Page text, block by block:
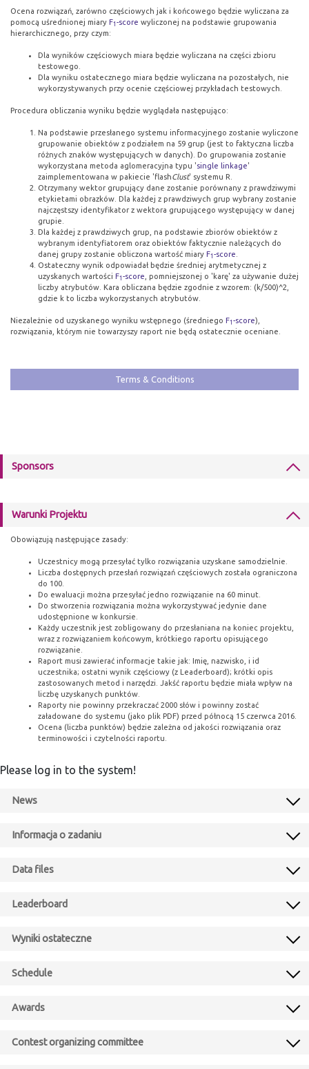
Ocena rozwiązań, zarówno częściowych jak i końcowego będzie wyliczana za
pomocą uśrednionej miary F1 -score wyliczonej na podstawie grupowania
hierarchicznego, przy czym:
Dla wyników częściowych miara będzie wyliczana na części zbioru
testowego.
Dla wyniku ostatecznego miara będzie wyliczana na pozostałych, nie
wykorzystywanych przy ocenie częściowej przykładach testowych.
Procedura obliczania wyniku będzie wyglądała następująco:
Na podstawie przesłanego systemu informacyjnego zostanie wyliczone
grupowanie obiektów z podziałem na 59 grup (jest to faktyczna liczba
różnych znaków występujących w danych). Do grupowania zostanie
wykorzystana metoda aglomeracyjna typu 'single linkage'
zaimplementowana w pakiecie 'flashClust' systemu R.
Otrzymany wektor grupujący dane zostanie porównany z prawdziwymi
etykietami obrazków. Dla każdej z prawdziwych grup wybrany zostanie
najczęstszy identyfikator z wektora grupującego występujący w danej
grupie.
Dla każdej z prawdziwych grup, na podstawie zbiorów obiektów z
wybranym identyfiatorem oraz obiektów faktycznie należących do
danej grupy zostanie obliczona wartość miary F1 -score
Ostateczny wynik odpowiadał będzie średniej arytmetycznej z
uzyskanych wartości F1 -score , pomniejszonej o 'karę' za używanie dużej
liczby atrybutów. Kara obliczana będzie zgodnie z wzorem: (k/500)^2,
gdzie k to liczba wykorzystanych atrybutów.
Niezależnie od uzyskanego wyniku wstępnego (średniego F1 -score),
rozwiązania, którym nie towarzyszy raport nie będą ostatecznie oceniane.
Terms & Conditions
Sponsors
Warunki Projektu
Obowiązują następujące zasady:
Uczestnicy mogą przesyłać tylko rozwiązania uzyskane samodzielnie.
Liczba dostępnych przesłań rozwiązań częściowych została ograniczona
do 100.
Do ewaluacji można przesyłać jedno rozwiązanie na 60 minut.
Do stworzenia rozwiązania można wykorzystywać jedynie dane
udostępnione w konkursie.
Każdy uczestnik jest zobligowany do przesłaniana na koniec projektu,
wraz z rozwiązaniem końcowym, krótkiego raportu opisującego
rozwiązanie.
Raport musi zawierać informacje takie jak: Imię, nazwisko, i id
uczestnika; ostatni wynik częściowy (z Leaderboard); krótki opis
zastosowanych metod i narzędzi. Jakść raportu będzie miała wpływ na
liczbę uzyskanych punktów.
Raporty nie powinny przekraczać 2000 słów i powinny zostać
załadowane do systemu (jako plik PDF) przed północą 15 czerwca 2016.
Ocena (liczba punktów) będzie zależna od jakości rozwiązania oraz
terminowości i czytelności raportu.
Please log in to the system!
News
Informacja o zadaniu
Data files
Leaderboard
Wyniki ostateczne
Schedule
Awards
Contest organizing committee